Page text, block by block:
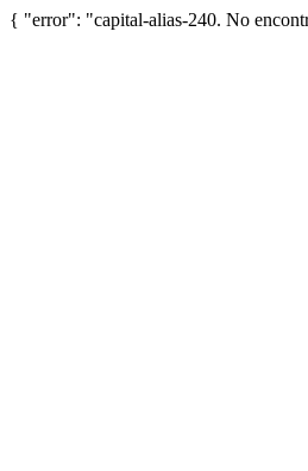
{ "error": "capital-alias-240. No